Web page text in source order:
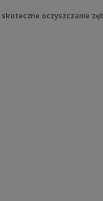
skuteczne oczyszczanie